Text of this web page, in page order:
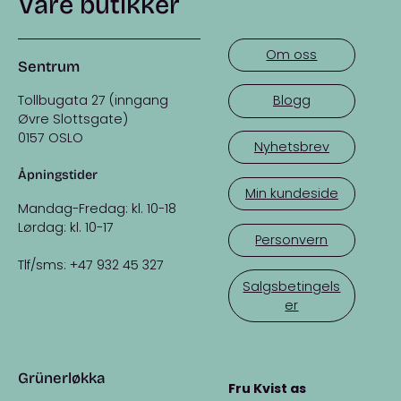
Sentrum
Tollbugata 27 (inngang
Øvre Slottsgate)
0157 OSLO
Åpningstider
Mandag-Fredag: kl. 10-18
Lørdag: kl. 10-17
Tlf/sms: +47 932 45 327
Grünerløkka
Om oss
Blogg
Nyhetsbrev
Min kundeside
Personvern
Salgsbetingels
er
Fru Kvist as